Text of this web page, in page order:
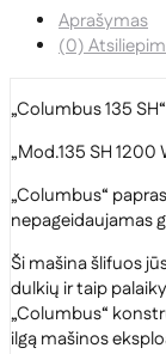
Aprašymas
(0)
„Columbus 135 SH“
„Mod.135 SH 1200
„Columbus“
nepageidaujamas
Ši mašina šlifuos
dulkių ir taip
„Columbus“
ilgą mašinos